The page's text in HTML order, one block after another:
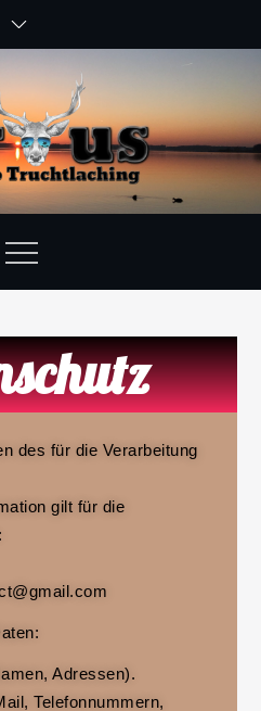
des für die Verarbeitung
gilt für die
Adressen).
Telefonnummern,